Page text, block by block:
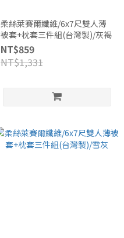
柔絲萊賽爾纖維/6x7尺雙人薄
被套+枕套三件組(台灣製)/灰褐
NT$859
NT$1,331